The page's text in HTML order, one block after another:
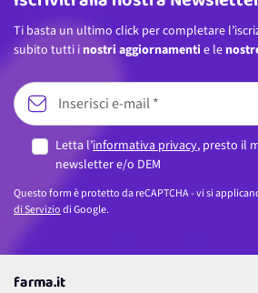
Ti basta un ultimo click per completare
subito tutti i nostri aggiornamenti e le
Letta l’informativa privacy, presto il
newsletter e/o DEM
Questo form è protetto da reCAPTCHA - vi si
di Serviziodi Google.
farma.it